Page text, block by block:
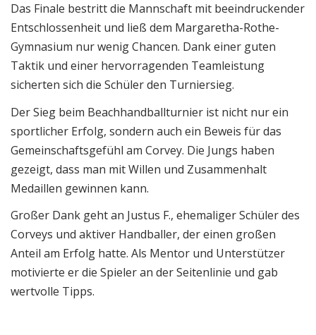
Das Finale bestritt die Mannschaft mit beeindruckender
Entschlossenheit und ließ dem Margaretha-Rothe-
Gymnasium nur wenig Chancen. Dank einer guten
Taktik und einer hervorragenden Teamleistung
sicherten sich die Schüler den Turniersieg.
Der Sieg beim Beachhandballturnier ist nicht nur ein
sportlicher Erfolg, sondern auch ein Beweis für das
Gemeinschaftsgefühl am Corvey. Die Jungs haben
gezeigt, dass man mit Willen und Zusammenhalt
Medaillen gewinnen kann.
Großer Dank geht an Justus F., ehemaliger Schüler des
Corveys und aktiver Handballer, der einen großen
Anteil am Erfolg hatte. Als Mentor und Unterstützer
motivierte er die Spieler an der Seitenlinie und gab
wertvolle Tipps.